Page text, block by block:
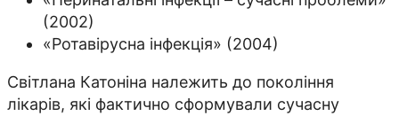
(2002)
«Ротавірусна інфекція» (2004)
Світлана Катоніна належить до покоління
лікарів, які фактично сформували сучасну